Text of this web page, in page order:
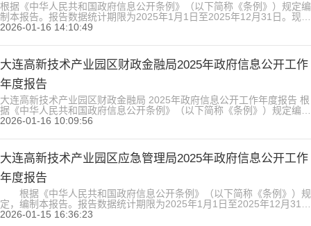
根据《中华人民共和国政府信息公开条例》（以下简称《条例》）规定编
制本报告。报告数据统计期限为2025年1月1日至2025年12月31日。现公
布大连高新技术产业园区卫生健康局2025年政府信息公开工作年度报
落实《条例》精神，持续优化政府信息公开工作机制，提升公开效能，切
实保障人民群众的知情权、参与权和监督权。 ...
2026-01-16 14:10:49
大连高新技术产业园区财政金融局2025年政府信息公开工作
年度报告
大连高新技术产业园区财政金融局 2025年政府信息公开工作年度报告 根
据《中华人民共和国政府信息公开条例》（以下简称《条例》）规定编制
本报告。报告数据统计期限为2025年1月1日至2025年12月31日。 一、
贯彻落实上级政务公开有关文件精神，认真开展各项工作，不断促进政务
公开工作向制度化、规范化发展，取得了明...
2026-01-16 10:09:56
大连高新技术产业园区应急管理局2025年政府信息公开工作
年度报告
根据《中华人民共和国政府信息公开条例》（以下简称《条例》）规
定，编制本报告。报告数据统计期限为2025年1月1日至2025年12月31
日，涵盖主动公开、依申请公开、政府信息管理、平台建设、监督保障等
2026-01-15 16:36:23